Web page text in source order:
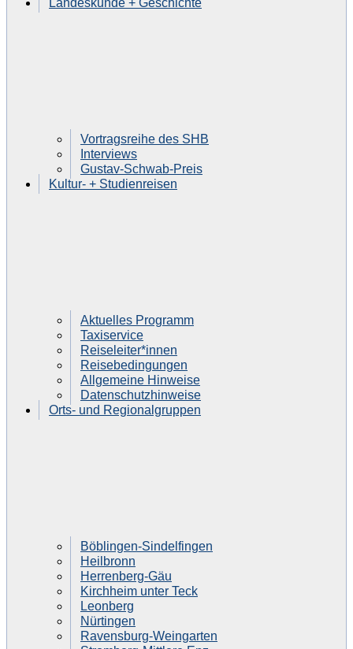
Vortragsreihe des SHB
Interviews
Gustav-Schwab-Preis
Kultur- + Studienreisen
Aktuelles Programm
Taxiservice
Reiseleiter*innen
Reisebedingungen
Allgemeine Hinweise
Datenschutzhinweise
Orts- und Regionalgruppen
Böblingen-Sindelfingen
Heilbronn
Herrenberg-Gäu
Kirchheim unter Teck
Leonberg
Nürtingen
Ravensburg-Weingarten